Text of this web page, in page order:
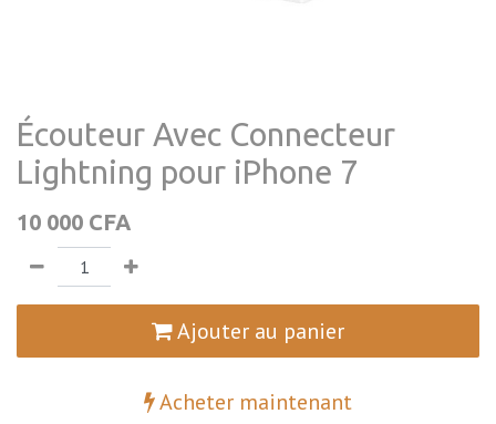
Écouteur Avec Connecteur
Lightning pour iPhone 7
10 000 CFA
Ajouter au panier
Acheter maintenant